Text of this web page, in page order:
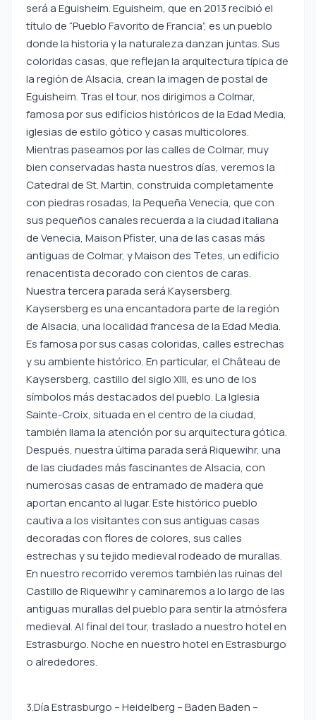
será a Eguisheim. Eguisheim, que en 2013 recibió el
título de “Pueblo Favorito de Francia”, es un pueblo
donde la historia y la naturaleza danzan juntas. Sus
coloridas casas, que reflejan la arquitectura típica de
la región de Alsacia, crean la imagen de postal de
Eguisheim. Tras el tour, nos dirigimos a Colmar,
famosa por sus edificios históricos de la Edad Media,
iglesias de estilo gótico y casas multicolores.
Mientras paseamos por las calles de Colmar, muy
bien conservadas hasta nuestros días, veremos la
Catedral de St. Martin, construida completamente
con piedras rosadas, la Pequeña Venecia, que con
sus pequeños canales recuerda a la ciudad italiana
de Venecia, Maison Pfister, una de las casas más
antiguas de Colmar, y Maison des Tetes, un edificio
renacentista decorado con cientos de caras.
Nuestra tercera parada será Kaysersberg.
Kaysersberg es una encantadora parte de la región
de Alsacia, una localidad francesa de la Edad Media.
Es famosa por sus casas coloridas, calles estrechas
y su ambiente histórico. En particular, el Château de
Kaysersberg, castillo del siglo XIII, es uno de los
símbolos más destacados del pueblo. La Iglesia
Sainte-Croix, situada en el centro de la ciudad,
también llama la atención por su arquitectura gótica.
Después, nuestra última parada será Riquewihr, una
de las ciudades más fascinantes de Alsacia, con
numerosas casas de entramado de madera que
aportan encanto al lugar. Este histórico pueblo
cautiva a los visitantes con sus antiguas casas
decoradas con flores de colores, sus calles
estrechas y su tejido medieval rodeado de murallas.
En nuestro recorrido veremos también las ruinas del
Castillo de Riquewihr y caminaremos a lo largo de las
antiguas murallas del pueblo para sentir la atmósfera
medieval. Al final del tour, traslado a nuestro hotel en
Estrasburgo. Noche en nuestro hotel en Estrasburgo
o alrededores.
3.Día Estrasburgo – Heidelberg – Baden Baden –